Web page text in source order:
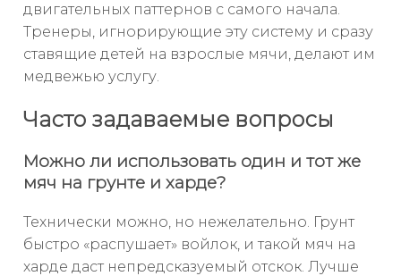
двигательных паттернов с самого начала.
Тренеры, игнорирующие эту систему и сразу
ставящие детей на взрослые мячи, делают им
медвежью услугу.
Часто задаваемые вопросы
Можно ли использовать один и тот же
мяч на грунте и харде?
Технически можно, но нежелательно. Грунт
быстро «распушает» войлок, и такой мяч на
харде даст непредсказуемый отскок. Лучше